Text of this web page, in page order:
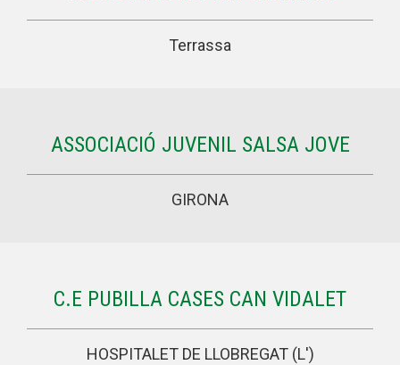
Terrassa
ASSOCIACIÓ JUVENIL SALSA JOVE
GIRONA
C.E PUBILLA CASES CAN VIDALET
HOSPITALET DE LLOBREGAT (L')